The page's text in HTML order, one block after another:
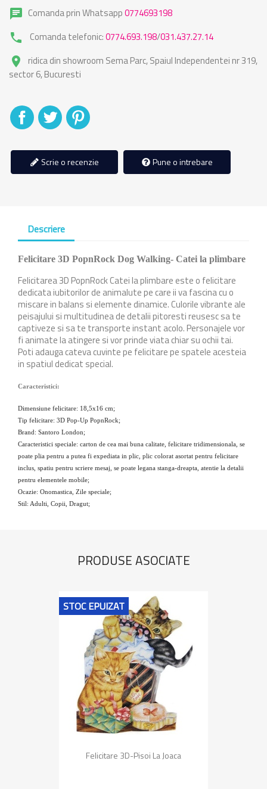
chat Comanda prin Whatsapp0774693198
phone Comanda telefonic:0774.693.198/031.437.27.14
place
ridica din showroom Sema Parc, Spaiul Independentei nr 319,
sector 6, Bucuresti
DistribuitiTweet
Scrie o recenzie Pune o intrebare
Descriere
Felicitare 3D PopnRock Dog Walking- Catei la plimbare
Felicitarea 3D PopnRock Catei la plimbare este o felicitare
dedicata iubitorilor de animalute pe care ii va fascina cu o
miscare in balans si elemente dinamice. Culorile vibrante ale
peisajului si multitudinea de detalii pitoresti reusesc sa te
captiveze si sa te transporte instant acolo. Personajele vor
fi animate la atingere si vor prinde viata chiar su ochii tai.
Poti adauga cateva cuvinte pe felicitare pe spatele acesteia
in spatiul dedicat special.
Caracteristici:
Dimensiune felicitare: 18,5x16 cm;
Tip felicitare: 3D Pop-Up PopnRock;
Brand: Santoro London;
Caracteristici speciale: carton de cea mai buna calitate, felicitare tridimensionala, se
poate plia pentru a putea fi expediata in plic, plic colorat asortat pentru felicitare
inclus, spatiu pentru scriere mesaj, se poate legana stanga-dreapta, atentie la detalii
pentru elementele mobile;
Ocazie: Onomastica, Zile speciale;
Stil: Adulti, Copii, Dragut;
PRODUSE ASOCIATE
Felicitare 3D-Pisoi La Joaca
STOC EPUIZAT